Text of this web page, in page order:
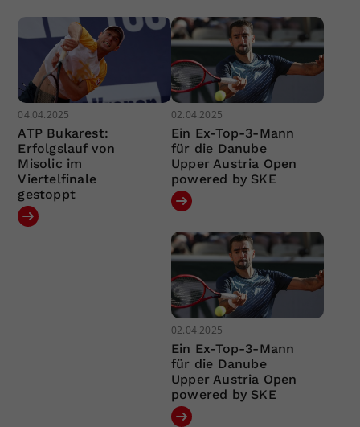
04.04.2025
ATP Bukarest:
Erfolgslauf von
Misolic im
Viertelfinale
gestoppt
02.04.2025
Ein Ex-Top-3-Mann
für die Danube
Upper Austria Open
powered by SKE
02.04.2025
Ein Ex-Top-3-Mann
für die Danube
Upper Austria Open
powered by SKE